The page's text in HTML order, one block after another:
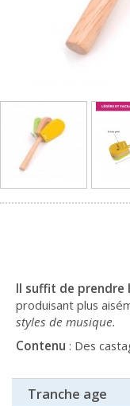
Il suffit de prendre
produisant plus
styles de musique.
Contenu : Des
Tranche age